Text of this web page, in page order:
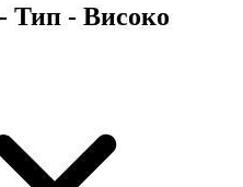
Тип - Високо